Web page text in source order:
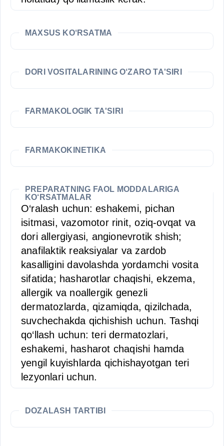
MAXSUS KO‘RSATMA
DORI VOSITALARINING O‘ZARO TA'SIRI
FARMAKOLOGIK TA'SIRI
FARMAKOKINETIKA
PREPARATNING FAOL MODDALARIGA
KO‘RSATMALAR
O‘ralash uchun: eshakemi, pichan
isitmasi, vazomotor rinit, oziq-ovqat va
dori allergiyasi, angionevrotik shish;
anafilaktik reaksiyalar va zardob
kasalligini davolashda yordamchi vosita
sifatida; hasharotlar chaqishi, ekzema,
allergik va noallergik genezli
dermatozlarda, qizamiqda, qizilchada,
suvchechakda qichishish uchun. Tashqi
qo‘llash uchun: teri dermatozlari,
eshakemi, hasharot chaqishi hamda
yengil kuyishlarda qichishayotgan teri
lezyonlari uchun.
DOZALASH TARTIBI